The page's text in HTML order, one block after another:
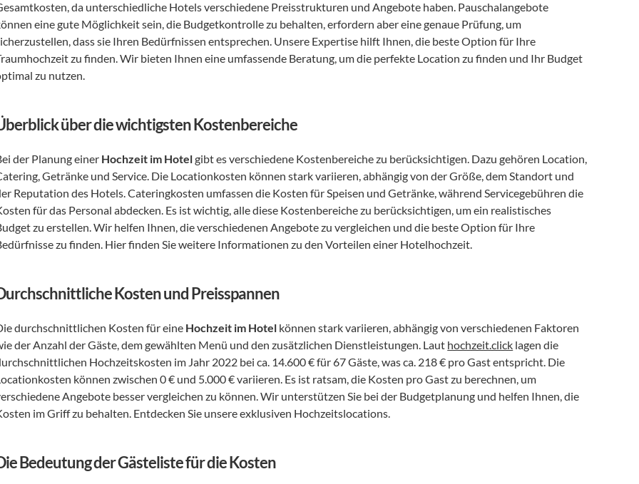
da unterschiedliche Hotels verschiedene Preisstrukturen und Angebote haben. Pauschalangebote
eine gute Möglichkeit sein, die Budgetkontrolle zu behalten, erfordern aber eine genaue Prüfung, um
dass sie Ihren Bedürfnissen entsprechen. Unsere Expertise hilft Ihnen, die beste Option für Ihre
zu finden. Wir bieten Ihnen eine umfassende Beratung, um die perfekte Location zu finden und Ihr Budget
zu nutzen.
über die wichtigsten Kostenbereiche
der Planung einer Hochzeit im Hotel gibt es verschiedene Kostenbereiche zu berücksichtigen. Dazu gehören Location,
Getränke und Service. Die Locationkosten können stark variieren, abhängig von der Größe, dem Standort und
Reputation des Hotels. Cateringkosten umfassen die Kosten für Speisen und Getränke, während Servicegebühren die
für das Personal abdecken. Es ist wichtig, alle diese Kostenbereiche zu berücksichtigen, um ein realistisches
zu erstellen. Wir helfen Ihnen, die verschiedenen Angebote zu vergleichen und die beste Option für Ihre
zu finden. Hier finden Sie weitere Informationen zu den Vorteilen einer Hotelhochzeit.
Kosten und Preisspannen
durchschnittlichen Kosten für eine Hochzeit im Hotel können stark variieren, abhängig von verschiedenen Faktoren
der Anzahl der Gäste, dem gewählten Menü und den zusätzlichen Dienstleistungen. Laut hochzeit.click lagen die
Hochzeitskosten im Jahr 2022 bei ca. 14.600 € für 67 Gäste, was ca. 218 € pro Gast entspricht. Die
können zwischen 0 € und 5.000 € variieren. Es ist ratsam, die Kosten pro Gast zu berechnen, um
Angebote besser vergleichen zu können. Wir unterstützen Sie bei der Budgetplanung und helfen Ihnen, die
im Griff zu behalten. Entdecken Sie unsere exklusiven Hochzeitslocations.
Bedeutung der Gästeliste für die Kosten